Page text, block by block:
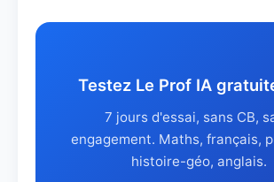
Testez Le Prof IA
7 jours d'essai, sans CB,
engagement. Maths, français,
histoire-géo, anglais.